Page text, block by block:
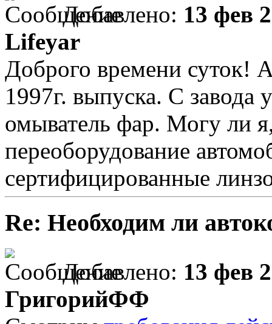
Добавлено: 13 фев
Lifeyar
Доброго времени суток!
1997г. выпуска. С завода
омыватель фар. Могу ли
переоборудование
сертифицированные
Re: Необходим ли
Добавлено: 13 фев
ГригорийФФ